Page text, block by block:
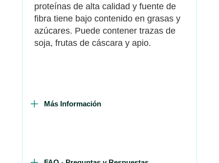
proteínas de alta calidad y fuente de
fibra tiene bajo contenido en grasas y
azúcares. Puede contener trazas de
soja, frutas de cáscara y apio.
Más Información